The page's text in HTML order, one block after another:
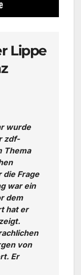
Lippe
wurde
zdf-
Thema
die Frage
war ein
dem
hat er
von
Er